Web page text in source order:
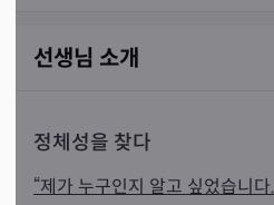
처럼 상담하고있습니다.
선생님 소개
정체성을 찾다
“제가 누구인지 알고 싶었습니다